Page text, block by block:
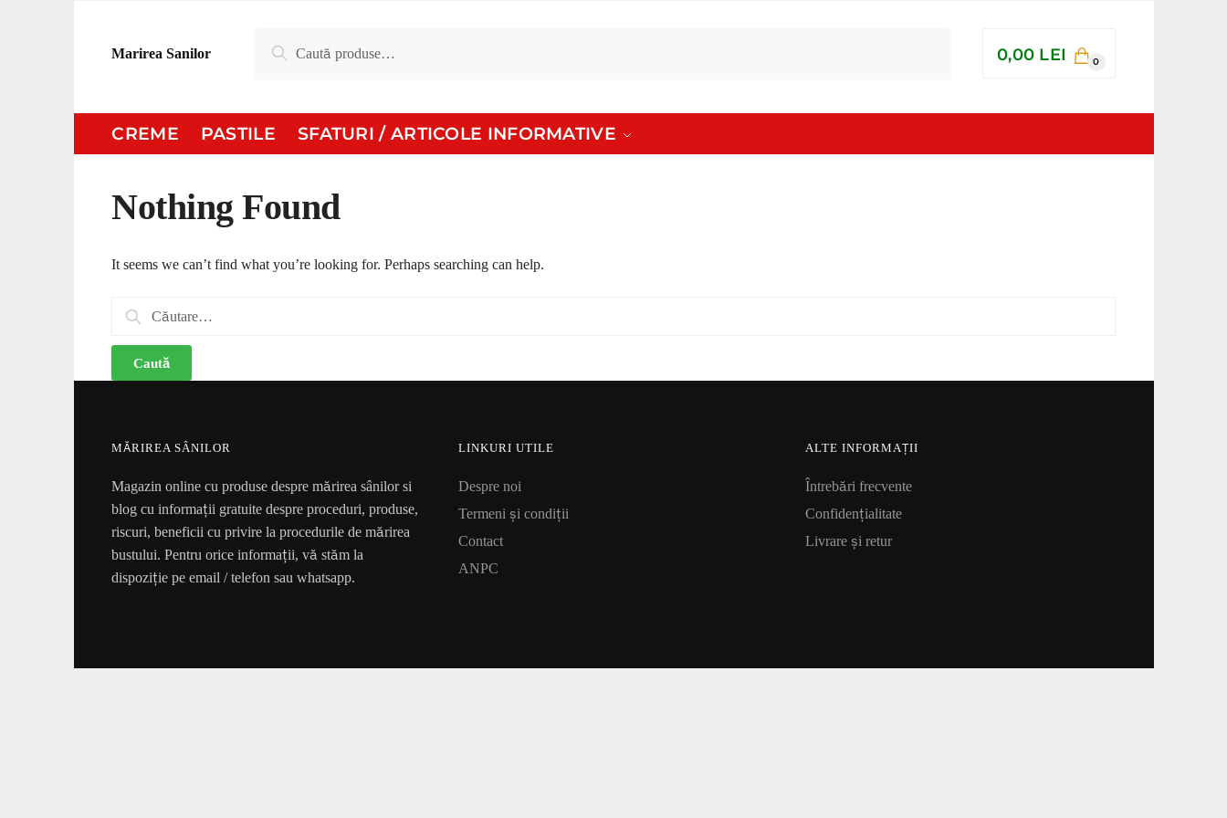
navigation
contentMarirea Sanilor
după:
Caută 0,00 LEI 0
CREME PASTILE SFATURI / ARTICOLE INFORMATIVE
Nothing Found
It seems we can’t find what you’re looking for. Perhaps searching can help.
Caută
MĂRIREA SÂNILOR
Magazin online cu produse despre mărirea sânilor si
blog cu informații gratuite despre proceduri, produse,
riscuri, beneficii cu privire la procedurile de mărirea
bustului. Pentru orice informații, vă stăm la
dispoziție pe email / telefon sau whatsapp.
LINKURI UTILE
Despre noi
Termeni și condiții
Contact
ANPC
ALTE INFORMAȚII
Întrebări frecvente
Confidențialitate
Livrare și retur